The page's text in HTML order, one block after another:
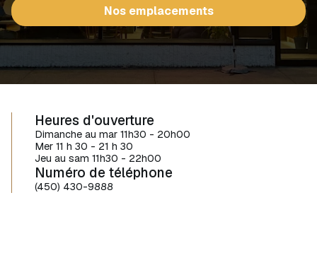
Nos emplacements
Heures d'ouverture
Dimanche au mar 11h30 - 20h00
Mer 11 h 30 - 21 h 30
Jeu au sam 11h30 - 22h00
Numéro de téléphone
(450) 430-9888